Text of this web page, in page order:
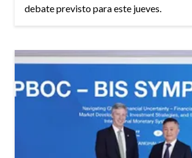
debate previsto para este jueves.